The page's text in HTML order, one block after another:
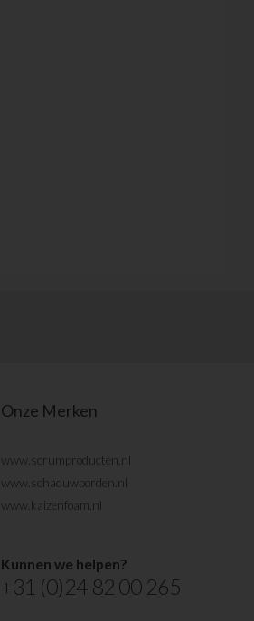
Onze Merken
www.scrumproducten.nl
www.schaduwborden.nl
www.kaizenfoam.nl
Kunnen we helpen?
+31 (0)24 82 00 265